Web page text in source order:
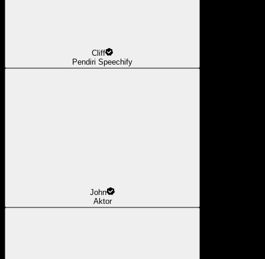
Cliff
Pendiri Speechify
John
Aktor